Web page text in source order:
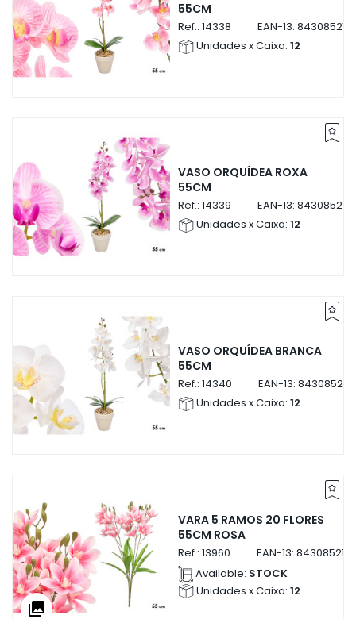
55CM
Ref.: 14338 EAN-13:
Unidades x Caixa: 12
VASO ORQUÍDEA ROXA
55CM
Ref.: 14339 EAN-13:
Unidades x Caixa: 12
VASO ORQUÍDEA BRANCA
55CM
Ref.: 14340 EAN-13:
Unidades x Caixa: 12
collections
VARA 5 RAMOS 20 FLORES
55CM ROSA
Ref.: 13960 EAN-13:
Available: STOCK
Unidades x Caixa: 12